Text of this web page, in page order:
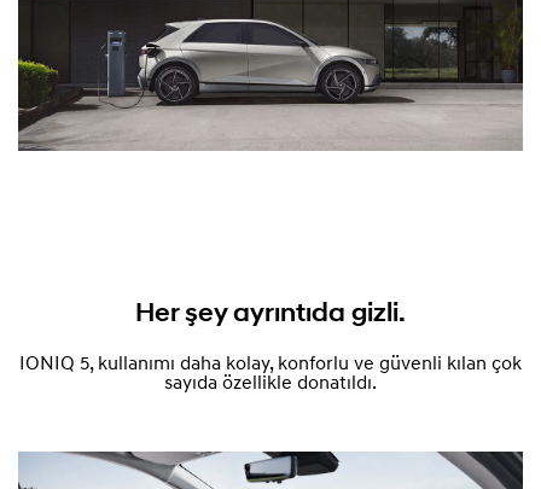
Her şey ayrıntıda gizli.
IONIQ 5, kullanımı daha kolay, konforlu ve güvenli kılan çok
sayıda özellikle donatıldı.